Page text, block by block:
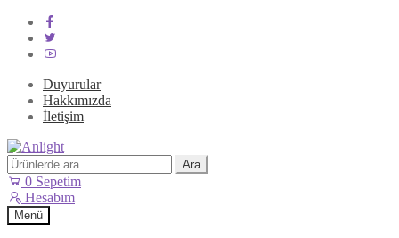
Duyurular
Hakkımızda
İletişim
Dolaşıma
geç
İçeriğe
geç
Ara: Ara
0 Sepetim
Hesabım
Menü